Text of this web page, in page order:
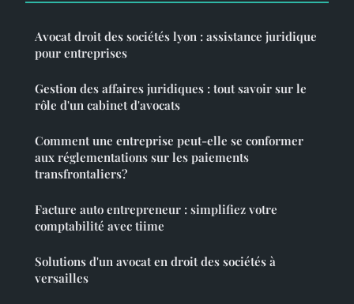
Avocat droit des sociétés lyon : assistance juridique
pour entreprises
Gestion des affaires juridiques : tout savoir sur le
rôle d'un cabinet d'avocats
Comment une entreprise peut-elle se conformer
aux réglementations sur les paiements
transfrontaliers?
Facture auto entrepreneur : simplifiez votre
comptabilité avec tiime
Solutions d'un avocat en droit des sociétés à
versailles